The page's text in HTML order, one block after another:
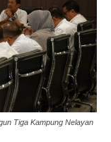
Tiga Kampung Nelayan